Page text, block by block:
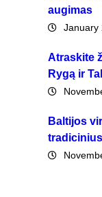
augimas
January
Atraskite
Rygą ir
Baltijos